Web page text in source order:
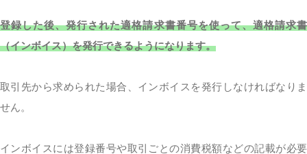
登録した後、発行された適格請求書番号を使って、適格請求書
（インボイス）を発行できるようになります。
取引先から求められた場合、インボイスを発行しなければなりま
せん。
インボイスには登録番号や取引ごとの消費税額などの記載が必要